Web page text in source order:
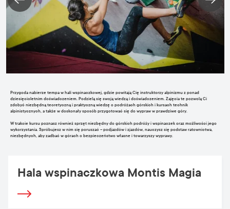
Przygoda nabierze tempa w hali wspinaczkowej, gdzie powitają Cię instruktorzy alpinizmu z ponad
dziesięcioletnim doświadczeniem. Podzielą się swoją wiedzą i doświadczeniem. Zajęcia te pozwolą Ci
zdobyć niezbędną teoretyczną i praktyczną wiedzę o podróżach górskich i kursach technik
alpinistycznych, a także w doskonały sposób przygotować się do wypraw w prawdziwe góry.
W trakcie kursu poznasz również sprzęt niezbędny do górskich podróży i wspinaczek oraz możliwości jego
wykorzystania. Spróbujesz w nim się poruszać – podjazdów i zjazdów, nauczysz się podstaw ratownictwa,
niezbędnych, aby zadbać w górach o bezpieczeństwo własne i towarzyszy wyprawy.
Hala wspinaczkowa Montis Magia